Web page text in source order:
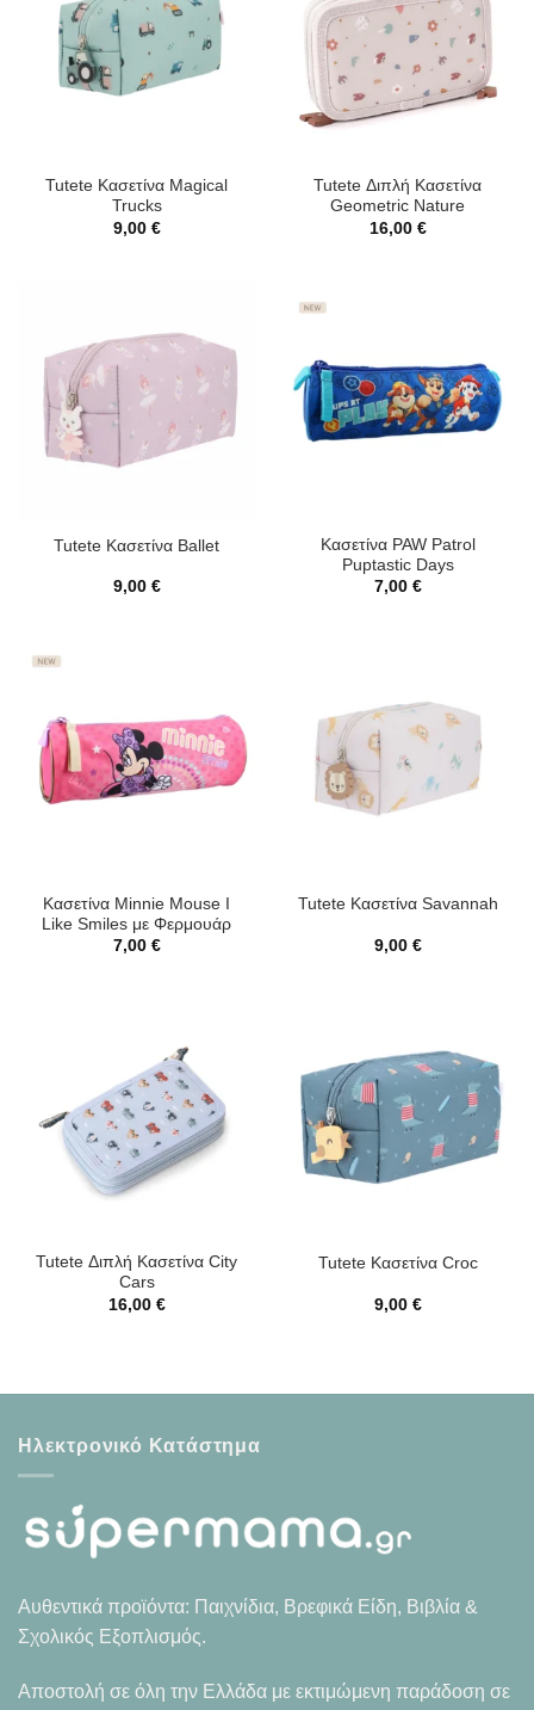
Tutete Κασετίνα Magical
Trucks
9,00 €
Tutete Διπλή Κασετίνα
Geometric Nature
16,00 €
Tutete Κασετίνα Ballet
9,00 €
Κασετίνα PAW Patrol
Puptastic Days
7,00 €
Κασετίνα Minnie Mouse I
Like Smiles με Φερμουάρ
7,00 €
Tutete Κασετίνα Savannah
9,00 €
Tutete Διπλή Κασετίνα City
Cars
16,00 €
Tutete Κασετίνα Croc
9,00 €
Ηλεκτρονικό Κατάστημα
Αυθεντικά προϊόντα: Παιχνίδια, Βρεφικά Είδη, Βιβλία &
Σχολικός Εξοπλισμός.
Αποστολή σε όλη την Ελλάδα με εκτιμώμενη παράδοση σε